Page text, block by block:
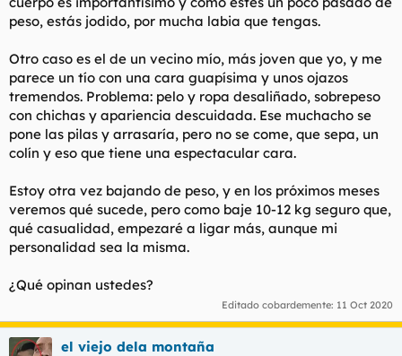
peso, estás jodido, por mucha labia que tengas.
Otro caso es el de un vecino mío, más joven que yo, y me
parece un tío con una cara guapísima y unos ojazos
tremendos. Problema: pelo y ropa desaliñado, sobrepeso
con chichas y apariencia descuidada. Ese muchacho se
pone las pilas y arrasaría, pero no se come, que sepa, un
colín y eso que tiene una espectacular cara.
Estoy otra vez bajando de peso, y en los próximos meses
veremos qué sucede, pero como baje 10-12 kg seguro que,
qué casualidad, empezaré a ligar más, aunque mi
personalidad sea la misma.
¿Qué opinan ustedes?
Editado cobardemente: 11 Oct 2020
el viejo dela montaña